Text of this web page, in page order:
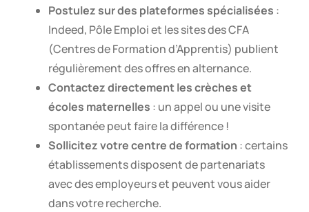
Postulez sur des plateformes spécialisées :
Indeed, Pôle Emploi et les sites des CFA
(Centres de Formation d’Apprentis) publient
régulièrement des offres en alternance.
Contactez directement les crèches et
écoles maternelles : un appel ou une visite
spontanée peut faire la différence !
Sollicitez votre centre de formation : certains
établissements disposent de partenariats
avec des employeurs et peuvent vous aider
dans votre recherche.